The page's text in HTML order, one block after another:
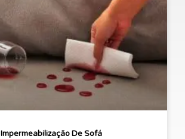
Impermeabilização De Sofá